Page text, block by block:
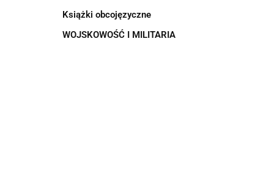
Książki obcojęzyczne
WOJSKOWOŚĆ I MILITARIA